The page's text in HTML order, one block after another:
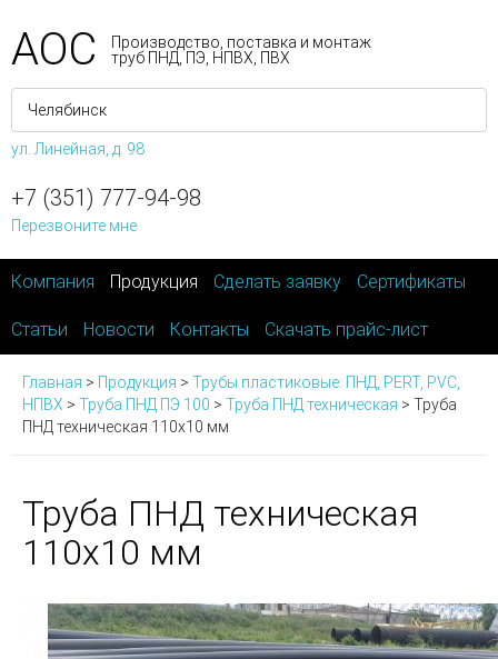
АОС
Производство, поставка и монтаж
труб ПНД, ПЭ, НПВХ, ПВХ
ул. Линейная, д. 98
+7 (351) 777-94-98
Перезвоните мне
Компания Продукция Сделать заявку Сертификаты
Статьи Новости Контакты Скачать прайс-лист
Главная > Продукция > Трубы пластиковые: ПНД, PERT, PVC,
НПВХ > Труба ПНД ПЭ 100 > Труба ПНД техническая > Труба
ПНД техническая 110х10 мм
Труба ПНД техническая
110х10 мм